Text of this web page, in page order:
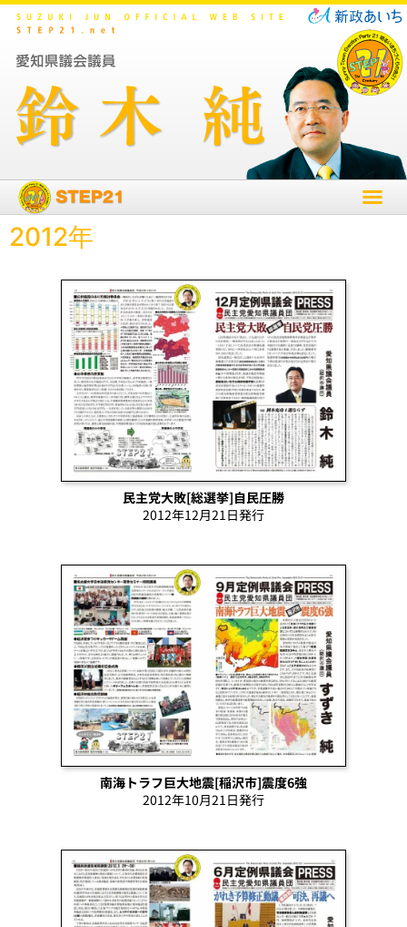
2012年
民主党大敗[総選挙]自民圧勝
2012年12月21日発行
南海トラフ巨大地震[稲沢市]震度6強
2012年10月21日発行